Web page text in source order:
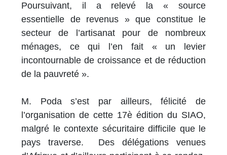
Poursuivant, il a relevé la « source
essentielle de revenus » que constitue le
secteur de l’artisanat pour de nombreux
ménages, ce qui l’en fait « un levier
incontournable de croissance et de réduction
de la pauvreté ».
M. Poda s’est par ailleurs, félicité de
l’organisation de cette 17è édition du SIAO,
malgré le contexte sécuritaire difficile que le
pays traverse. Des délégations venues